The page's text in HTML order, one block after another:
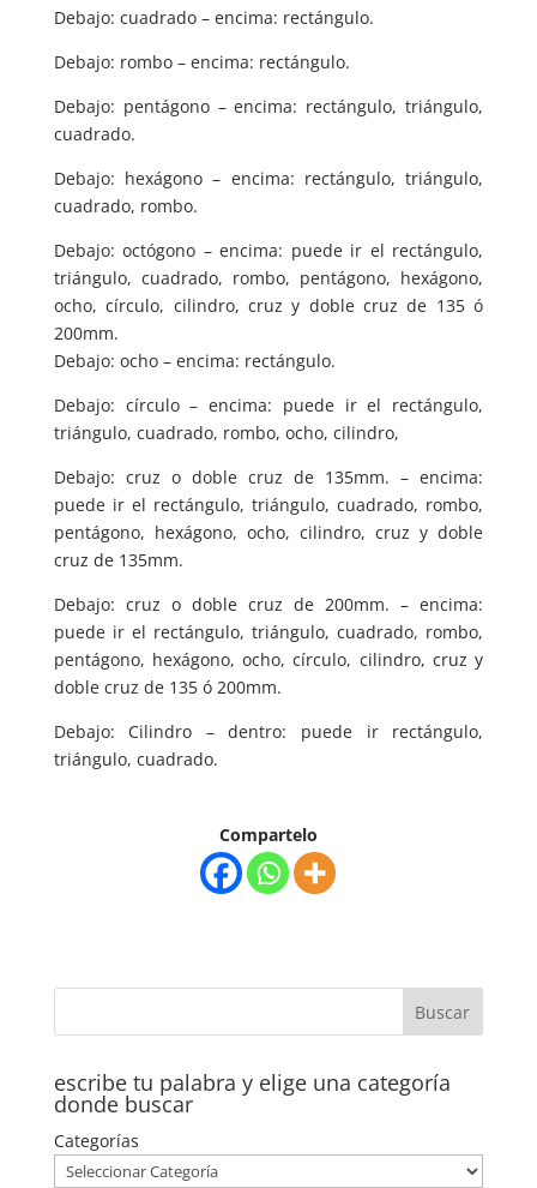
Debajo: cuadrado – encima: rectángulo.
Debajo: rombo – encima: rectángulo.
Debajo: pentágono – encima: rectángulo, triángulo,
cuadrado.
Debajo: hexágono – encima: rectángulo, triángulo,
cuadrado, rombo.
Debajo: octógono – encima: puede ir el rectángulo,
triángulo, cuadrado, rombo, pentágono, hexágono,
ocho, círculo, cilindro, cruz y doble cruz de 135 ó
200mm.
Debajo: ocho – encima: rectángulo.
Debajo: círculo – encima: puede ir el rectángulo,
triángulo, cuadrado, rombo, ocho, cilindro,
Debajo: cruz o doble cruz de 135mm. – encima:
puede ir el rectángulo, triángulo, cuadrado, rombo,
pentágono, hexágono, ocho, cilindro, cruz y doble
cruz de 135mm.
Debajo: cruz o doble cruz de 200mm. – encima:
puede ir el rectángulo, triángulo, cuadrado, rombo,
pentágono, hexágono, ocho, círculo, cilindro, cruz y
doble cruz de 135 ó 200mm.
Debajo: Cilindro – dentro: puede ir rectángulo,
triángulo, cuadrado.
Compartelo
escribe tu palabra y elige una categoría
donde buscar
Categorías